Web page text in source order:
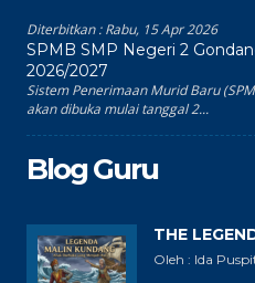
Diterbitkan :Rabu, 15 Apr 2026
SPMB SMP Negeri 2
2026/2027
Sistem Penerimaan Murid Baru
akan dibuka mulai tanggal 2...
Blog Guru
THE
Oleh : Ida